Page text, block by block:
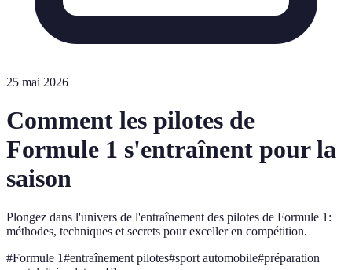
25 mai 2026
Comment les pilotes de
Formule 1 s'entraînent pour la
saison
Plongez dans l'univers de l'entraînement des pilotes de Formule 1:
méthodes, techniques et secrets pour exceller en compétition.
#Formule 1#entraînement pilotes#sport automobile#préparation